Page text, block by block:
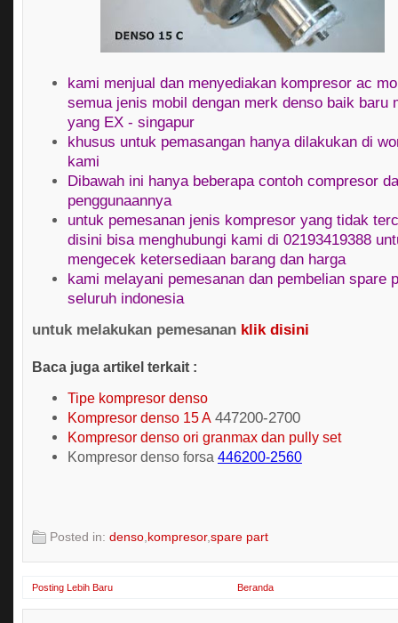
kami menjual dan menyediakan kompresor ac
semua jenis mobil dengan merk denso baik baru
yang EX - singapur
khusus untuk pemasangan hanya dilakukan di
kami
Dibawah ini hanya beberapa contoh compresor
penggunaannya
untuk pemesanan jenis kompresor yang tidak
disini bisa menghubungi kami di 02193419388
mengecek ketersediaan barang dan harga
kami melayani pemesanan dan pembelian spare
seluruh indonesia
untuk melakukan pemesanan klik disini
Baca juga artikel terkait :
Tipe kompresor denso
Kompresor denso 15 A 447200-2700
Kompresor denso ori granmax dan pully set
Kompresor denso forsa 446200-2560
Posted in: denso kompresor, spare part
Posting Lebih Baru Beranda